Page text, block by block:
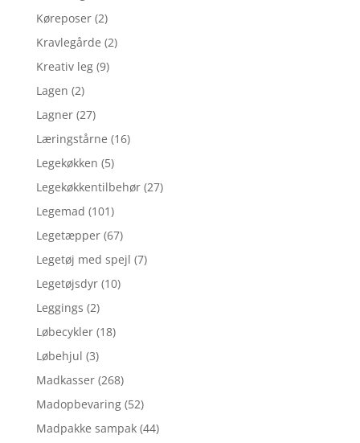
Køreposer (2)
Kravlegårde (2)
Kreativ leg (9)
Lagen (2)
Lagner (27)
Læringstårne (16)
Legekøkken (5)
Legekøkkentilbehør (27)
Legemad (101)
Legetæpper (67)
Legetøj med spejl (7)
Legetøjsdyr (10)
Leggings (2)
Løbecykler (18)
Løbehjul (3)
Madkasser (268)
Madopbevaring (52)
Madpakke sampak (44)